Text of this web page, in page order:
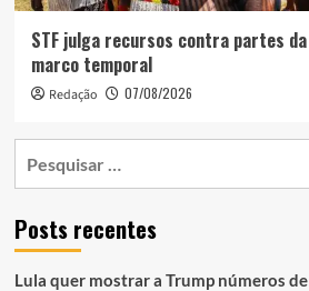
STF julga recursos contra partes
marco temporal
Redação 07/08/2026
Posts recentes
Lula quer mostrar a Trump números